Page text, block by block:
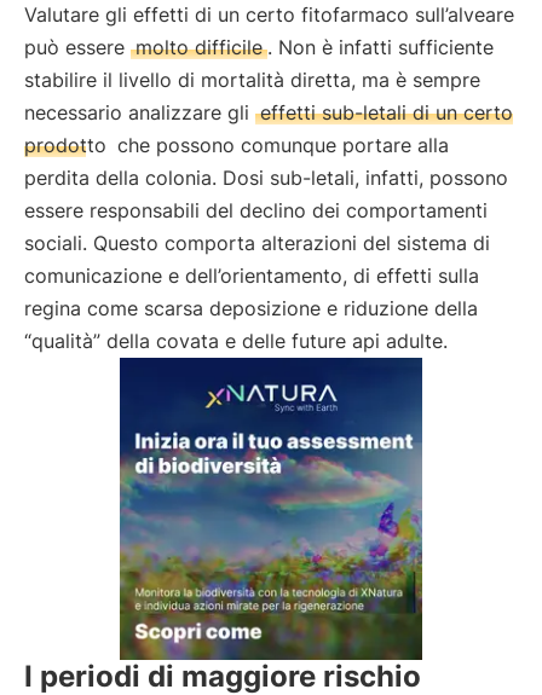
Valutare gli effetti di un certo fitofarmaco sull’alveare
può essere molto difficile . Non è infatti sufficiente
stabilire il livello di mortalità diretta, ma è sempre
necessario analizzare gli effetti sub-letali di un certo
prodotto che possono comunque portare alla
perdita della colonia. Dosi sub-letali, infatti, possono
essere responsabili del declino dei comportamenti
sociali. Questo comporta alterazioni del sistema di
comunicazione e dell’orientamento, di effetti sulla
regina come scarsa deposizione e riduzione della
“qualità” della covata e delle future api adulte.
I periodi di maggiore rischio